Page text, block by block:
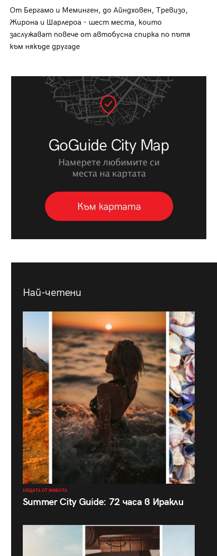
От Бергамо и Меминген, до Айндховен, Тревизо,
Жирона и Шарлероа - шест места, които
заслужават повече от автобусна спирка по пътя
към някъде другаде
Най-четени
НЕЩАТА ОТ ЖИВОТА
Summer City Guide: 72 часа в Иракли